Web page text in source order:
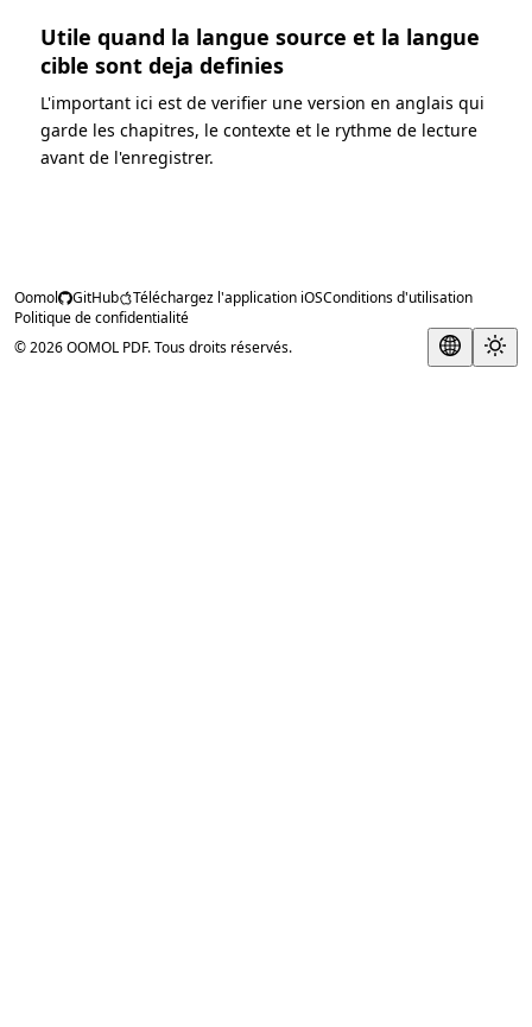
Utile quand la langue source et la langue
cible sont deja definies
L'important ici est de verifier une version en anglais qui
garde les chapitres, le contexte et le rythme de lecture
avant de l'enregistrer.
Oomol GitHub Téléchargez l'application iOSConditions d'utilisation
Politique de confidentialité
© 2026 OOMOL PDF. Tous droits réservés.